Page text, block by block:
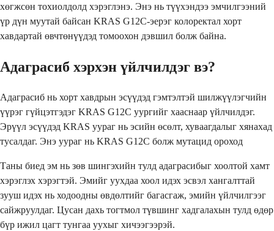
хөгжсөн тохиолдолд хэрэглэнэ. Энэ нь түүхэндээ эмчилгээний
үр дүн муутай байсан KRAS G12C-эерэг колоректал хорт
хавдартай өвчтөнүүдэд томоохон дэвшил болж байна.
Адаграсиб хэрхэн үйлчилдэг вэ?
Адаграсиб нь хорт хавдрын эсүүдэд гэмтэлтэй шилжүүлэгчийн
үүрэг гүйцэтгэдэг KRAS G12C уургийг хааснаар үйлчилдэг.
Эрүүл эсүүдэд KRAS уураг нь эсийн өсөлт, хуваагдалыг хянахад
тусалдаг. Энэ уураг нь KRAS G12C болж мутацид ороход
Таны биед эм нь зөв шингэхийн тулд адаграсибыг хоолтой хамт
хэрэглэх хэрэгтэй. Эмийг уухдаа хоол идэх эсвэл хангалттай
зууш идэх нь ходоодны өвдөлтийг багасгаж, эмийн үйлчилгээг
сайжруулдаг. Цусан дахь тогтмол түвшинг хадгалахын тулд өдөр
бүр ижил цагт тунгаа уухыг хичээгээрэй.